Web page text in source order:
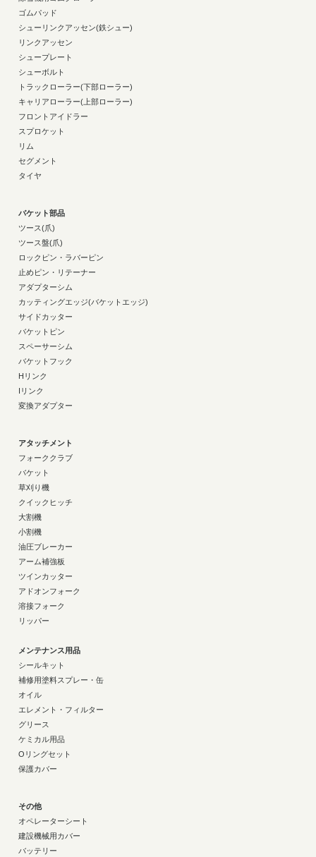
ゴムパッド
シューリンクアッセン(鉄シュー)
リンクアッセン
シュープレート
シューボルト
トラックローラー(下部ローラー)
キャリアローラー(上部ローラー)
フロントアイドラー
スプロケット
リム
セグメント
タイヤ
バケット部品
ツース(爪)
ツース盤(爪)
ロックピン・ラバーピン
止めピン・リテーナー
アダプターシム
カッティングエッジ(バケットエッジ)
サイドカッター
バケットピン
スペーサーシム
バケットフック
Hリンク
Iリンク
変換アダプター
アタッチメント
フォーククラブ
バケット
草刈り機
クイックヒッチ
大割機
小割機
油圧ブレーカー
アーム補強板
ツインカッター
アドオンフォーク
溶接フォーク
リッパー
メンテナンス用品
シールキット
補修用塗料スプレー・缶
オイル
エレメント・フィルター
グリース
ケミカル用品
Oリングセット
保護カバー
その他
オペレーターシート
建設機械用カバー
バッテリー